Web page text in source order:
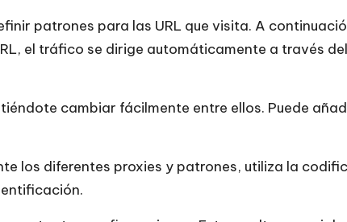
patrones para las URL que visita. A
el tráfico se dirige automáticamente a través
cambiar fácilmente entre ellos. Puede
los diferentes proxies y patrones, utiliza la